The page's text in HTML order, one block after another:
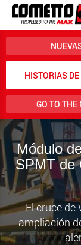
HISTORIAS
GO TO THE
Módulo
SPMT de
El cruce de
ampliación